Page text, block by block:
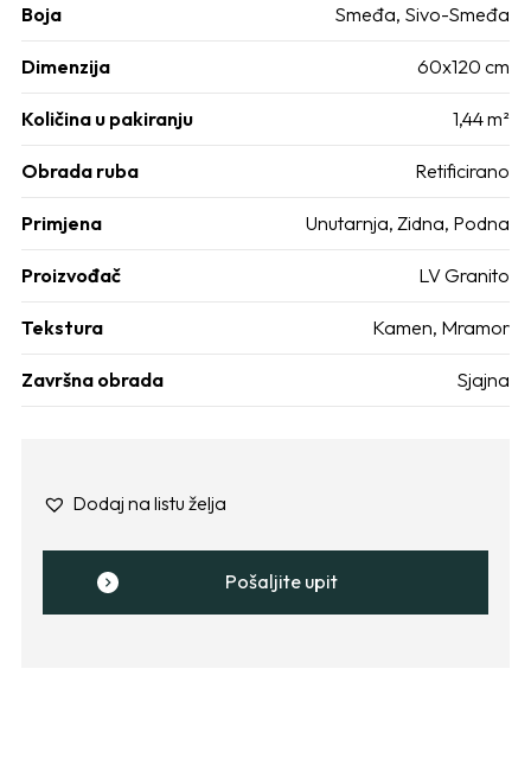
Boja Smeđa, Sivo-Smeđa
Dimenzija 60x120 cm
Količina u pakiranju 1,44 m²
Obrada ruba Retificirano
Primjena Unutarnja, Zidna, Podna
Proizvođač LV Granito
Tekstura Kamen, Mramor
Završna obrada Sjajna
Dodaj na listu želja
Pošaljite upit